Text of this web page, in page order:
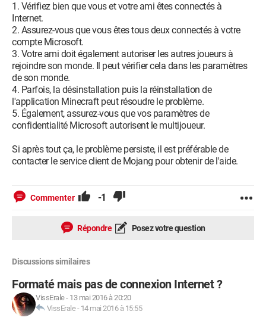
1. Vérifiez bien que vous et votre ami êtes connectés à
Internet.
2. Assurez-vous que vous êtes tous deux connectés à votre
compte Microsoft.
3. Votre ami doit également autoriser les autres joueurs à
rejoindre son monde. Il peut vérifier cela dans les paramètres
de son monde.
4. Parfois, la désinstallation puis la réinstallation de
l'application Minecraft peut résoudre le problème.
5. Également, assurez-vous que vos paramètres de
confidentialité Microsoft autorisent le multijoueur.
Si après tout ça, le problème persiste, il est préférable de
contacter le service client de Mojang pour obtenir de l'aide.
Commenter -1
Répondre Posez votre question
Discussions similaires
Formaté mais pas de connexion Internet ?
VissErale- 13 mai 2016 à 20:20
VissErale- 14 mai 2016 à 15:55